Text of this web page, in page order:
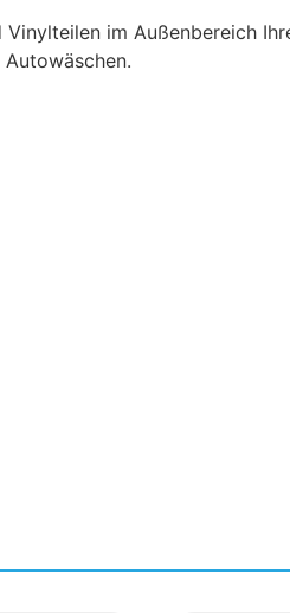
im Außenbereich